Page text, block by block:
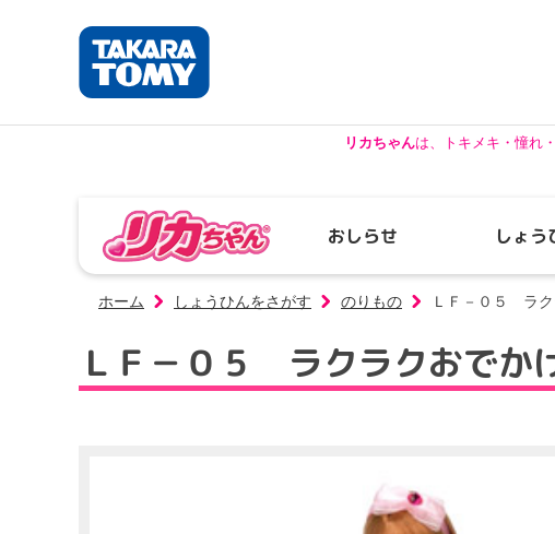
リカちゃんは、トキメキ・憧れ
おしらせ しょう
ホーム しょうひんをさがす のりもの ＬＦ－０５ ラ
ＬＦ－０５ ラクラクおで